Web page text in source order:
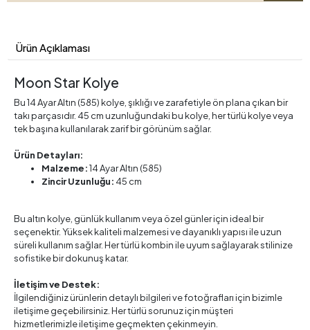
Ürün Açıklaması
Moon Star Kolye
Bu 14 Ayar Altın (585) kolye, şıklığı ve zarafetiyle ön plana çıkan bir
takı parçasıdır. 45 cm uzunluğundaki bu kolye, her türlü kolye veya
tek başına kullanılarak zarif bir görünüm sağlar.
Ürün Detayları:
Malzeme:14 Ayar Altın (585)
Zincir Uzunluğu:45 cm
Bu altın kolye, günlük kullanım veya özel günler için ideal bir
seçenektir. Yüksek kaliteli malzemesi ve dayanıklı yapısı ile uzun
süreli kullanım sağlar. Her türlü kombin ile uyum sağlayarak stilinize
sofistike bir dokunuş katar.
İletişim ve Destek:
İlgilendiğiniz ürünlerin detaylı bilgileri ve fotoğrafları için bizimle
iletişime geçebilirsiniz. Her türlü sorunuz için müşteri
hizmetlerimizle iletişime geçmekten çekinmeyin.